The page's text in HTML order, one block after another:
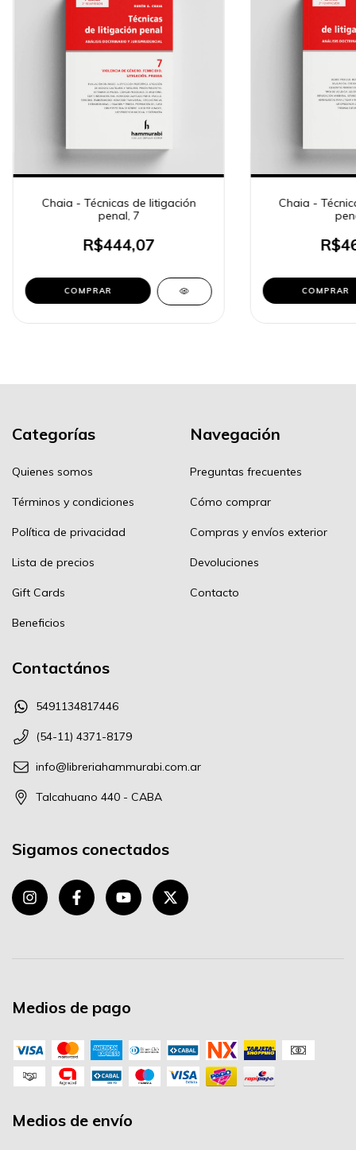
Chaia - Técnicas de litigación
penal, 7
R$444,07
COMPRAR
Chaia -
COMPRAR
Categorías
Quienes somos
Términos y condiciones
Política de privacidad
Lista de precios
Gift Cards
Beneficios
Navegación
Preguntas frecuentes
Cómo comprar
Compras y envíos exterior
Devoluciones
Contacto
Contactános
5491134817446
(54-11) 4371-8179
info@libreriahammurabi.com.ar
Talcahuano 440 - CABA
Sigamos conectados
Medios de pago
Medios de envío